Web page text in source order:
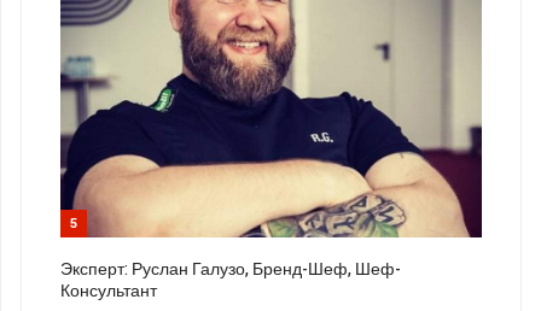
5
Эксперт: Руслан Галузо, Бренд-Шеф, Шеф-
Консультант